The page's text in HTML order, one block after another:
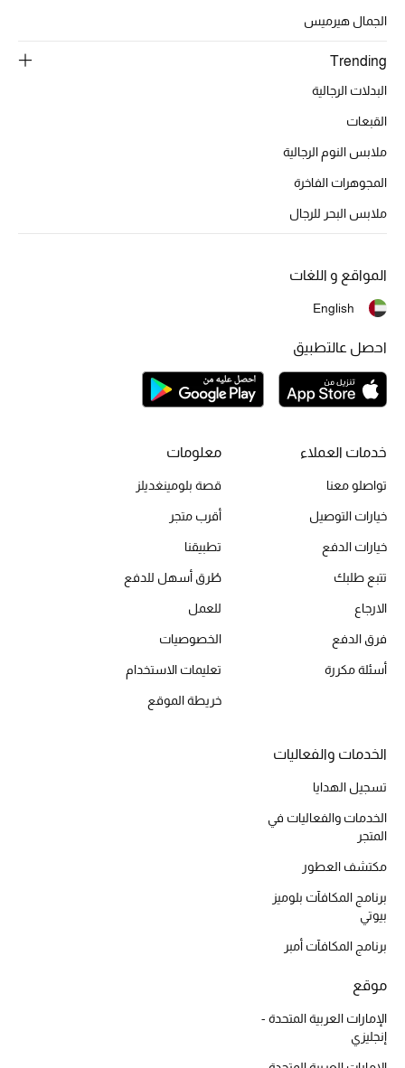
الأحذية الرجالية
أحذية للأطفال
أبرز المصممين
أحذية مختارة
تسوقوا الأحذية
جميع مستحضرات الجمال
الأكثر مبيعاً
العطور
مكتشف العطور
المكياج
مستحضرات العناية
الصحة والعافية
هدايا
مجموعة الجمال
الجمال في بلوميز
الجمال هيرميس
Trending
البدلات الرجالية
القبعات
ملابس النوم الرجالية
المجوهرات الفاخرة
ملابس البحر للرجال
خدمات العملاء
تواصلو معنا
خيارات التوصيل
خيارات الدفع
تتبع طلبك
الارجاع
فرق الدفع
أسئلة مكررة
معلومات
قصة بلومينغديلز
أقرب متجر
تطبيقنا
طُرق أسهل للدفع
للعمل
الخصوصيات
تعليمات الاستخدام
خريطة الموقع
الخدمات والفعاليات
تسجيل الهدايا
الخدمات والفعاليات في
المتجر
مكتشف العطور
برنامج المكافآت بلوميز
بيوتي
برنامج المكافآت أمبر
موقع
الإمارات العربية المتحدة -
إنجليزي
المواقع و اللغات
English
احصل عالتطبيق